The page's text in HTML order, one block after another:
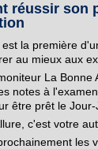
réussir son
la première
au mieux aux
La Bonne
notes à
être prêt le Jour-
c'est votre
les